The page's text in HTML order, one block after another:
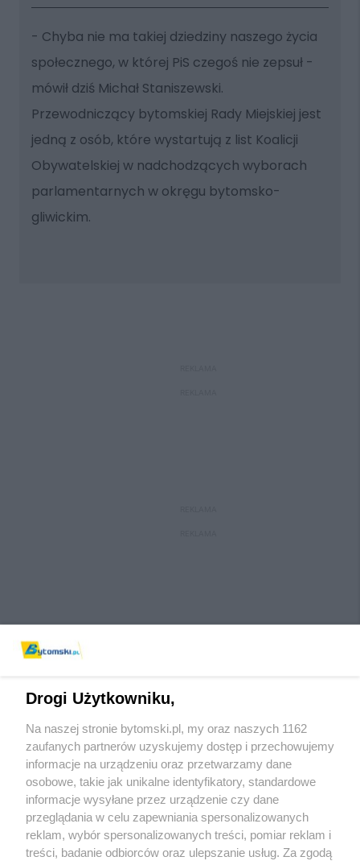
- Chyba nie ma takiej dziedziny naszego życia
społecznego, w której PiS czegoś nie zepsuł -
mówił dziś Michał Staniszewski.
Przewodniczący bytomskiej Rady Miejskiej jest
jedną z osób, które wystartują z list Koalicji
Obywatelskiej w nadchodzących wyborach
parlamentarnych w okręgu bytomsko-
gliwickim.
Wydawca mediów lokalnych
Nie zapomnij
zapoznać się z:
polityką prywatności regulamin korzystania z portali
Drogi Użytkowniku,
Na naszej stronie bytomski.pl, my oraz naszych 1162
zaufanych partnerów uzyskujemy dostęp i przechowujemy
informacje na urządzeniu oraz przetwarzamy dane
osobowe, takie jak unikalne identyfikatory, standardowe
informacje wysyłane przez urządzenie czy dane
przeglądania w celu zapewniania spersonalizowanych
reklam, wybór spersonalizowanych treści, pomiar reklam i
treści, badanie odbiorców oraz ulepszanie usług. Za zgodą